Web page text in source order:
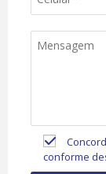
conforme